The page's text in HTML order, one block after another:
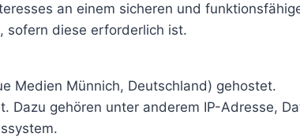
an einem sicheren und
sofern diese erforderlich ist.
Medien Münnich, Deutschland) gehostet.
Dazu gehören unter anderem IP-Adresse,